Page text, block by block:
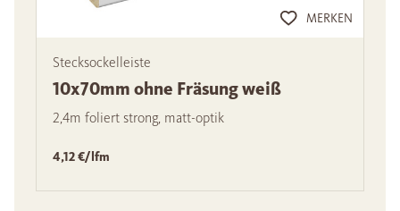
MERKEN
Stecksockelleiste
10x70mm ohne Fräsung weiß
2,4m foliert strong, matt-optik
4,12 €/lfm